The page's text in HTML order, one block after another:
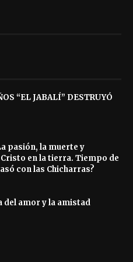
“EL JABALÍ” DESTRUYÓ
pasión, la muerte y
en la tierra. Tiempo de
con las Chicharras?
del amor y la amistad